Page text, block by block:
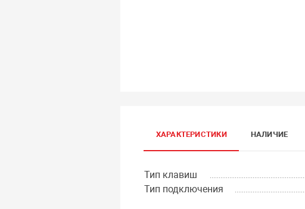
ХАРАКТЕРИСТИКИ НАЛИЧИЕ
Тип клавиш
Тип подключения